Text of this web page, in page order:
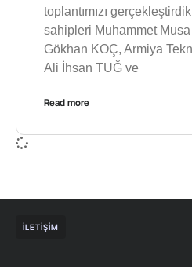
toplantımızı
sahipleri Muhammet
Gökhan KOÇ, Armiya
Ali İhsan TUĞ ve
Read more
İLETIŞIM